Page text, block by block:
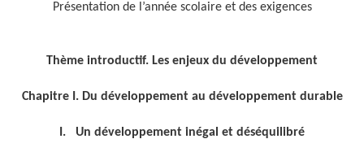
Présentation de l’année scolaire et des exigences
Thème introductif. Les enjeux du développement
Chapitre I. Du développement au développement durable
I. Un développement inégal et déséquilibré